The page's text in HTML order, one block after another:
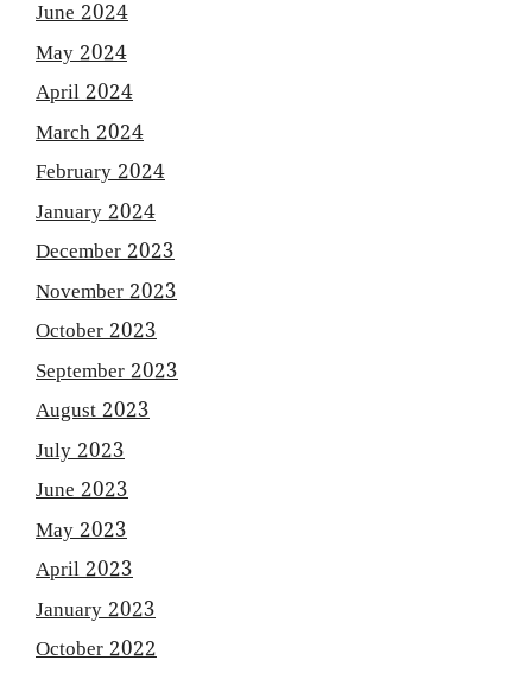
June 2024
May 2024
April 2024
March 2024
February 2024
January 2024
December 2023
November 2023
October 2023
September 2023
August 2023
July 2023
June 2023
May 2023
April 2023
January 2023
October 2022